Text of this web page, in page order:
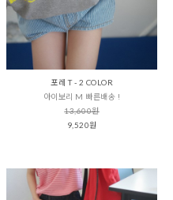
포레 T - 2 COLOR
아이보리 M 빠른배송 !
13,600원
9,520원